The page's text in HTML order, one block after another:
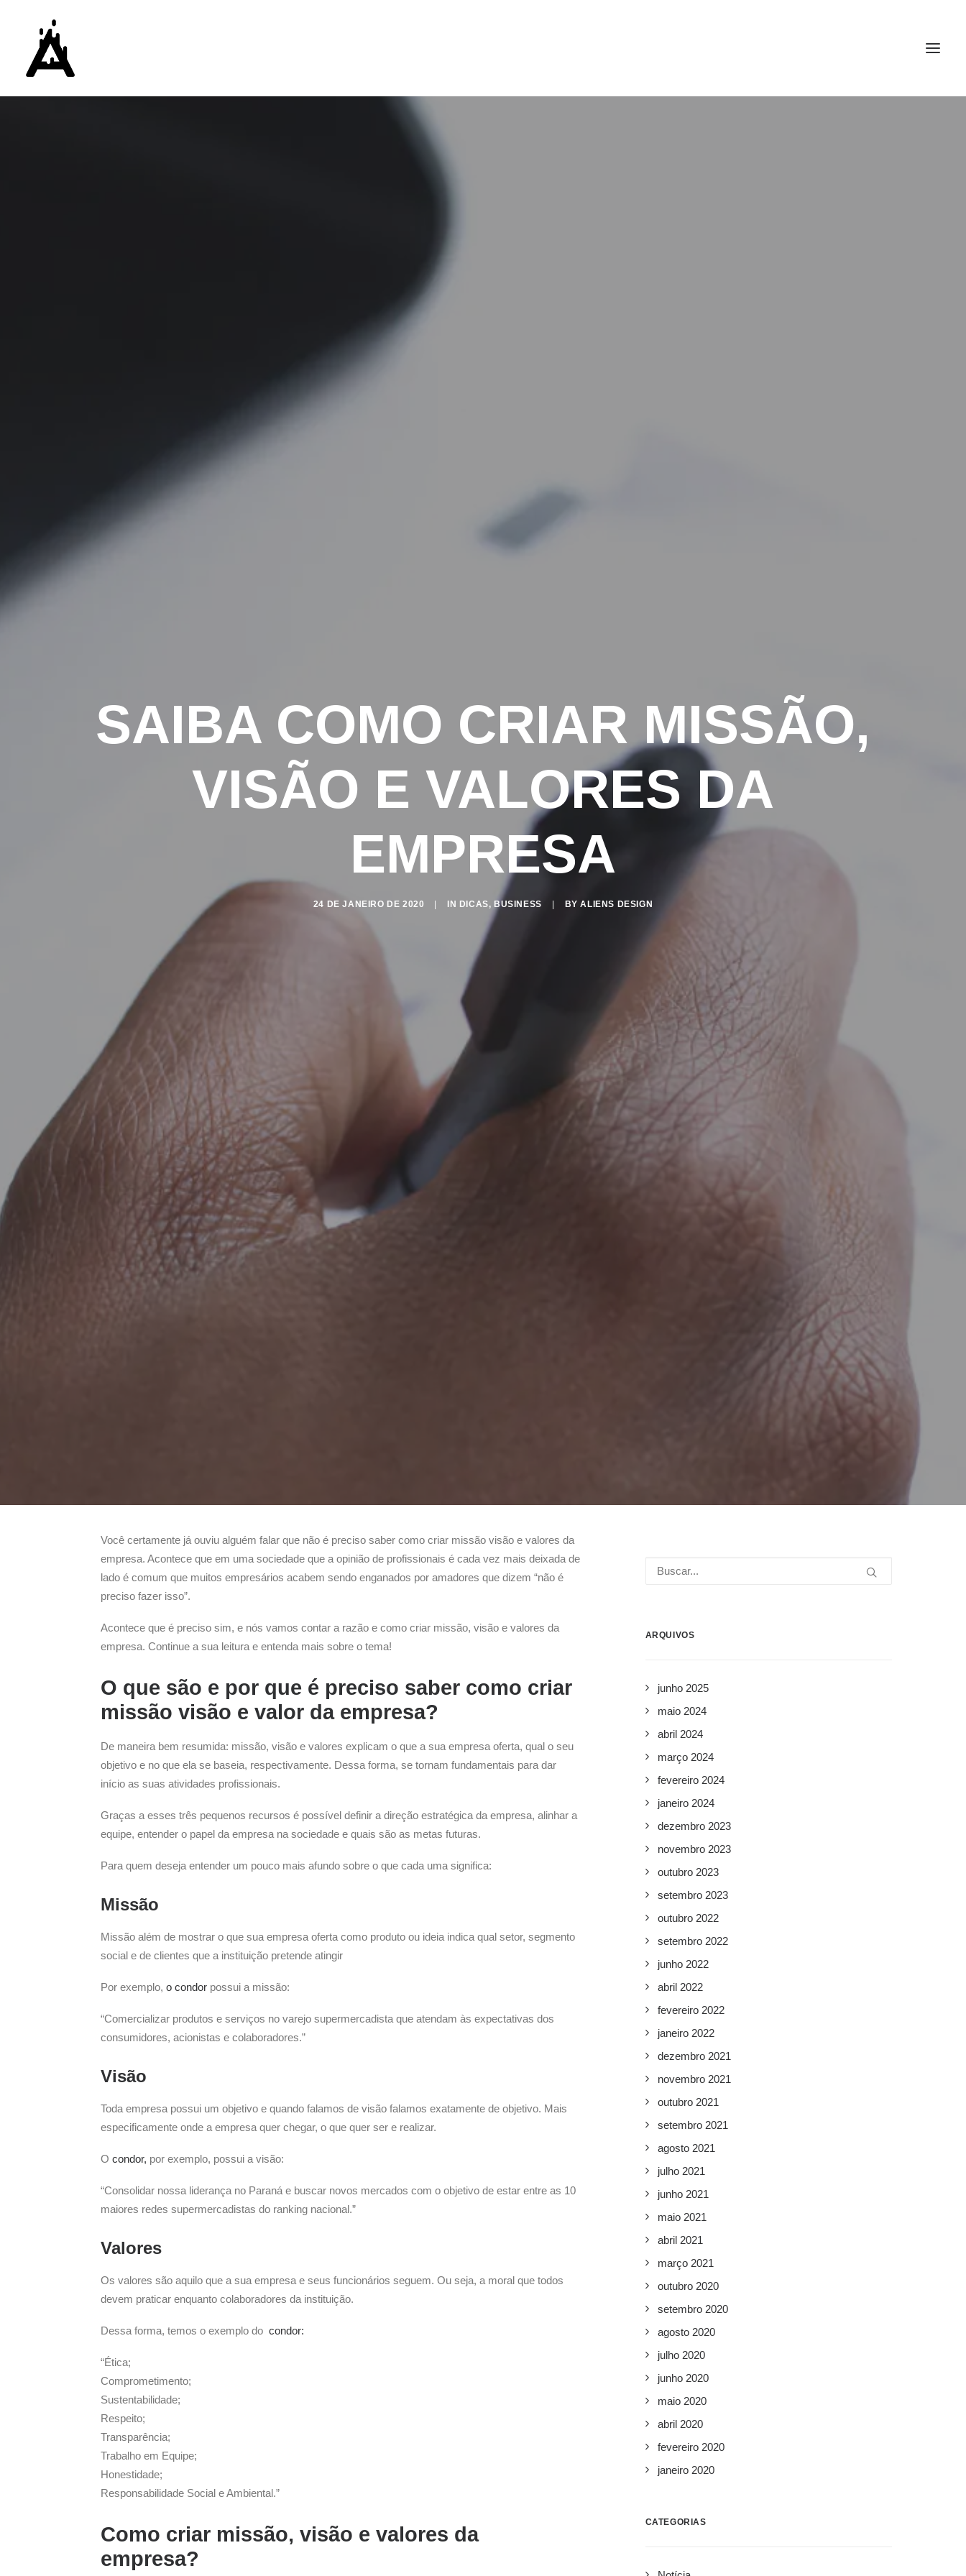
SAIBA COMO CRIAR MISSÃO,
VISÃO E VALORES DA
EMPRESA
24 DE JANEIRO DE 2020 IN DICAS, BUSINESS BYALIENS DESIGN
Você certamente já ouviu alguém falar que não é preciso saber como criar missão visão e valores da
empresa. Acontece que em uma sociedade que a opinião de profissionais é cada vez mais deixada de
lado é comum que muitos empresários acabem sendo enganados por amadores que dizem “não é
preciso fazer isso”.
Acontece que é preciso sim, e nós vamos contar a razão e como criar missão, visão e valores da
empresa. Continue a sua leitura e entenda mais sobre o tema!
O que são e por que é preciso saber como criar
missão visão e valor da empresa?
De maneira bem resumida: missão, visão e valores explicam o que a sua empresa oferta, qual o seu
objetivo e no que ela se baseia, respectivamente. Dessa forma, se tornam fundamentais para dar
início as suas atividades profissionais.
Graças a esses três pequenos recursos é possível definir a direção estratégica da empresa, alinhar a
equipe, entender o papel da empresa na sociedade e quais são as metas futuras.
Para quem deseja entender um pouco mais afundo sobre o que cada uma significa:
Missão
Missão além de mostrar o que sua empresa oferta como produto ou ideia indica qual setor, segmento
social e de clientes que a instituição pretende atingir
Por exemplo, o condorpossui a missão:
“Comercializar produtos e serviços no varejo supermercadista que atendam às expectativas dos
consumidores, acionistas e colaboradores.”
Visão
Toda empresa possui um objetivo e quando falamos de visão falamos exatamente de objetivo. Mais
especificamente onde a empresa quer chegar, o que quer ser e realizar.
O condor, por exemplo, possui a visão:
“Consolidar nossa liderança no Paraná e buscar novos mercados com o objetivo de estar entre as 10
maiores redes supermercadistas do ranking nacional.”
Valores
Os valores são aquilo que a sua empresa e seus funcionários seguem. Ou seja, a moral que todos
devem praticar enquanto colaboradores da instituição.
Dessa forma, temos o exemplo do condor:
“Ética;
Comprometimento;
Sustentabilidade;
Respeito;
Transparência;
Trabalho em Equipe;
Honestidade;
Responsabilidade Social e Ambiental.”
Como criar missão, visão e valores da
empresa?
ARQUIVOS
junho 2025
maio 2024
abril 2024
março 2024
fevereiro 2024
janeiro 2024
dezembro 2023
novembro 2023
outubro 2023
setembro 2023
outubro 2022
setembro 2022
junho 2022
abril 2022
fevereiro 2022
janeiro 2022
dezembro 2021
novembro 2021
outubro 2021
setembro 2021
agosto 2021
julho 2021
junho 2021
maio 2021
abril 2021
março 2021
outubro 2020
setembro 2020
agosto 2020
julho 2020
junho 2020
maio 2020
abril 2020
fevereiro 2020
janeiro 2020
CATEGORIAS